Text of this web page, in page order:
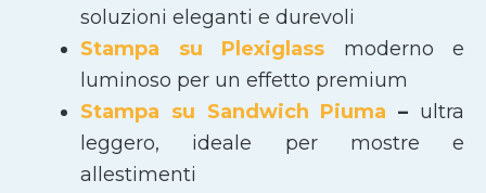
soluzioni eleganti e durevoli
Stampa su Plexiglass moderno e
luminoso per un effetto premium
Stampa su Sandwich Piuma – ultra
leggero, ideale per mostre e
allestimenti